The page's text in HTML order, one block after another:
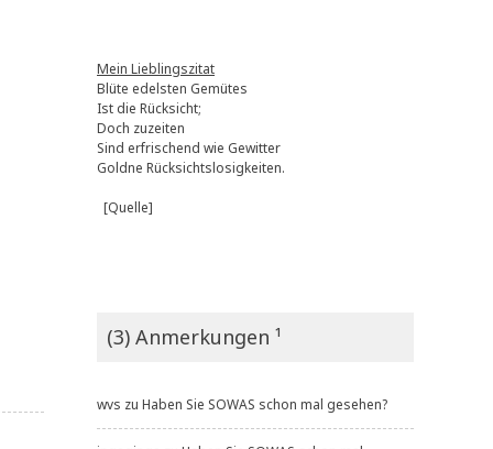
Mein Lieblingszitat
Blüte edelsten Gemütes
Ist die Rücksicht;
Doch zuzeiten
Sind erfrischend wie Gewitter
Goldne Rücksichtslosigkeiten.
[Quelle]
(3) Anmerkungen ¹
wvs zu Haben Sie SOWAS schon mal gesehen?